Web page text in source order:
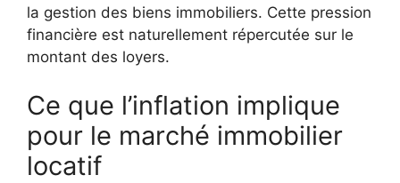
la gestion des biens immobiliers. Cette pression
financière est naturellement répercutée sur le
montant des loyers.
Ce que l’inflation implique
pour le marché immobilier
locatif